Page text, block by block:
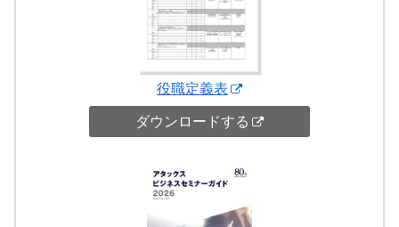
役職定義表
ダウンロードする